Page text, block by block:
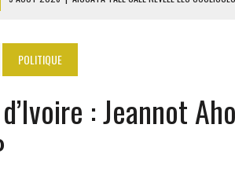
| GABON : 46 000 ÉLÈVES DU PRIMAIRE AFFECTÉS EN
| ASSALA À DAMAS : UN CONCERT QUI RAVIVE LES
POLITIQUE
: Jeannot